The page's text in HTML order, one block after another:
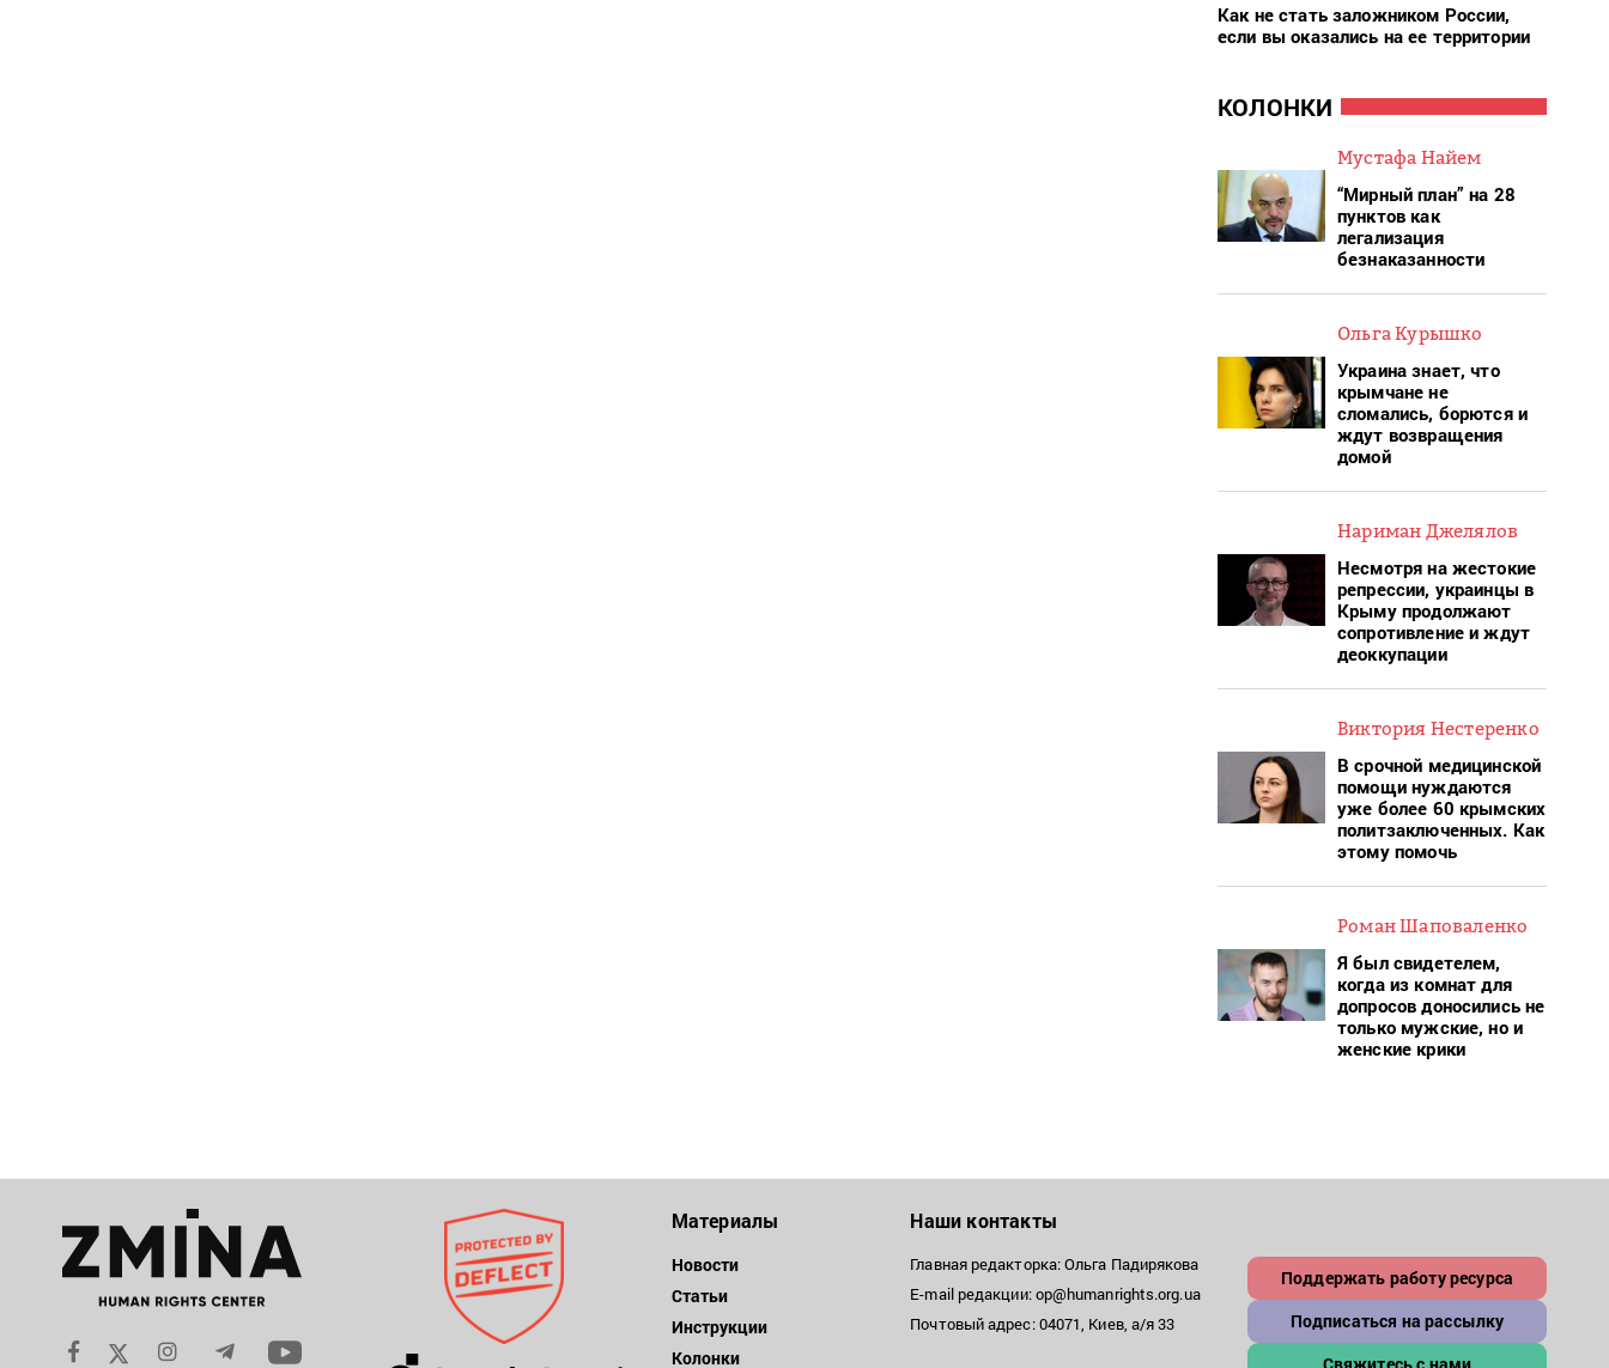
Как не стать заложником России,
если вы оказались на ее территории
КОЛОНКИ
Мустафа Найем
“Мирный план” на 28
пунктов как
легализация
безнаказанности
Ольга Курышко
Украина знает, что
крымчане не
сломались, борются и
ждут возвращения
домой
Нариман Джелялов
Несмотря на жестокие
репрессии, украинцы в
Крыму продолжают
сопротивление и ждут
деоккупации
Виктория Нестеренко
В срочной медицинской
помощи нуждаются
уже более 60 крымских
политзаключенных. Как
этому помочь
Роман Шаповаленко
Я был свидетелем,
когда из комнат для
допросов доносились не
только мужские, но и
женские крики
Материалы
Новости
Статьи
Инструкции
Колонки
Наши контакты
Главная редакторка: Ольга Падирякова
E-mail редакции: op@humanrights.org.ua
Почтовый адрес: 04071, Киев, а/я 33
Поддержать работу ресурса
Подписаться на рассылку
Свяжитесь с нами